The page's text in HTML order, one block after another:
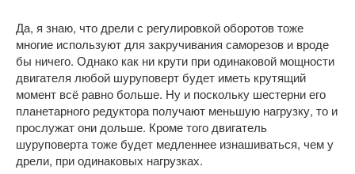
Да, я знаю, что дрели с регулировкой оборотов тоже
многие используют для закручивания саморезов и вроде
бы ничего. Однако как ни крути при одинаковой мощности
двигателя любой шуруповерт будет иметь крутящий
момент всё равно больше. Ну и поскольку шестерни его
планетарного редуктора получают меньшую нагрузку, то и
прослужат они дольше. Кроме того двигатель
шуруповерта тоже будет медленнее изнашиваться, чем у
дрели, при одинаковых нагрузках.